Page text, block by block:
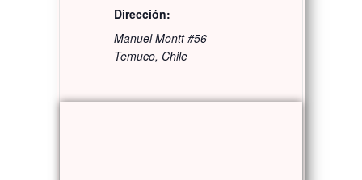
Dirección:
Manuel Montt #56
Temuco, Chile